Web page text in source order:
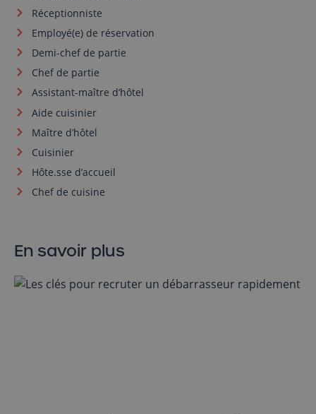
Réceptionniste
Employé(e) de réservation
Demi-chef de partie
Chef de partie
Assistant-maître d’hôtel
Aide cuisinier
Maître d’hôtel
Cuisinier
Hôte.sse d’accueil
Chef de cuisine
En savoir plus
Recrutement débarrasseur : ce qu’il faut savoir